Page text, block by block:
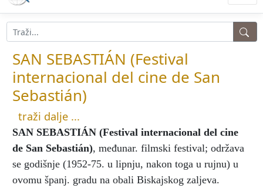
SAN SEBASTIÁN (Festival
internacional del cine de San
Sebastián)
traži dalje ...
SAN SEBASTIÁN (Festival internacional del cine
de San Sebastián), međunar. filmski festival; održava
se godišnje (1952-75. u lipnju, nakon toga u rujnu) u
ovomu španj. gradu na obali Biskajskog zaljeva.